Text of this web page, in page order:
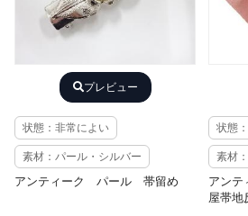
プレビュー
状態：非常によい
素材：パール・シルバー
アンティーク パール 帯留め
状態
素材
アン
屋帯地